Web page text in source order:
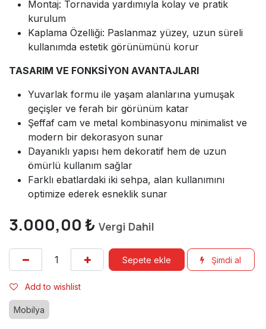
Montaj: Tornavida yardımıyla kolay ve pratik
kurulum
Kaplama Özelliği: Paslanmaz yüzey, uzun süreli
kullanımda estetik görünümünü korur
TASARIM VE FONKSİYON AVANTAJLARI
Yuvarlak formu ile yaşam alanlarına yumuşak
geçişler ve ferah bir görünüm katar
Şeffaf cam ve metal kombinasyonu minimalist ve
modern bir dekorasyon sunar
Dayanıklı yapısı hem dekoratif hem de uzun
ömürlü kullanım sağlar
Farklı ebatlardaki iki sehpa, alan kullanımını
optimize ederek esneklik sunar
3.000,00 ₺ Vergi Dahil
Sepete ekle Şimdi al
Add to wishlist
Mobilya